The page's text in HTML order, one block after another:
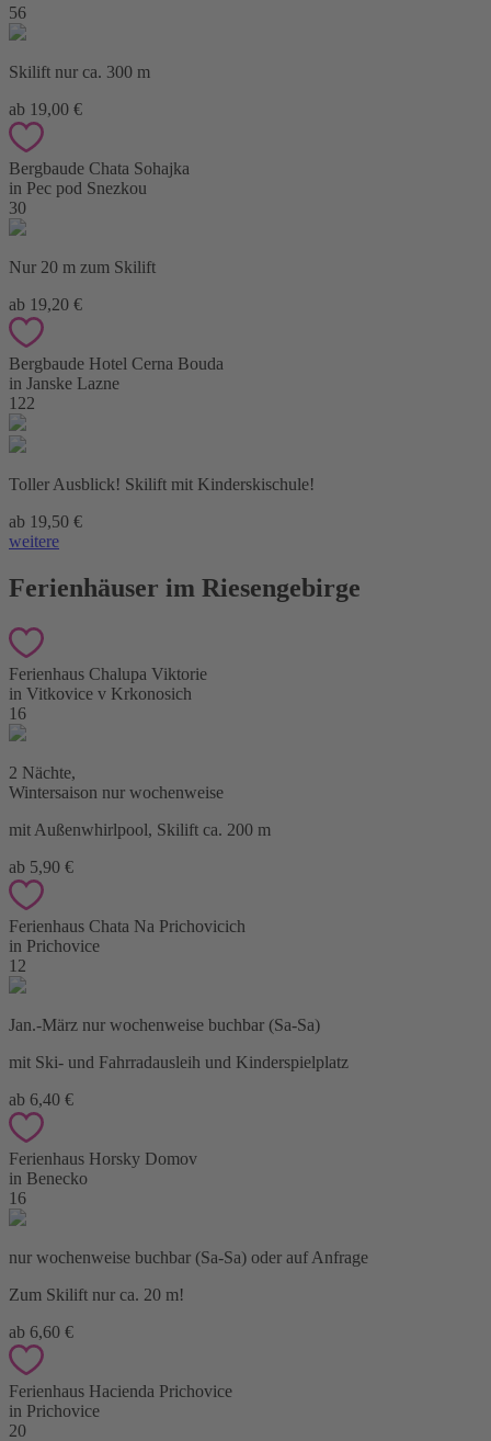
56
Skilift nur ca. 300 m
ab 19,00 €
Bergbaude Chata Sohajka
in Pec pod Snezkou
30
Nur 20 m zum Skilift
ab 19,20 €
Bergbaude Hotel Cerna Bouda
in Janske Lazne
122
Toller Ausblick! Skilift mit Kinderskischule!
ab 19,50 €
weitere
Ferienhäuser im Riesengebirge
Ferienhaus Chalupa Viktorie
in Vitkovice v Krkonosich
16
2 Nächte,
Wintersaison nur wochenweise
mit Außenwhirlpool, Skilift ca. 200 m
ab 5,90 €
Ferienhaus Chata Na Prichovicich
in Prichovice
12
Jan.-März nur wochenweise buchbar (Sa-Sa)
mit Ski- und Fahrradausleih und Kinderspielplatz
ab 6,40 €
Ferienhaus Horsky Domov
in Benecko
16
nur wochenweise buchbar (Sa-Sa) oder auf Anfrage
Zum Skilift nur ca. 20 m!
ab 6,60 €
Ferienhaus Hacienda Prichovice
in Prichovice
20